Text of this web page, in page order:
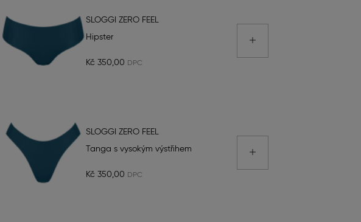
SLOGGI ZERO FEEL
Hipster
Kč 350,00
SLOGGI ZERO FEEL
Tanga s vysokým výstřihem
Kč 350,00